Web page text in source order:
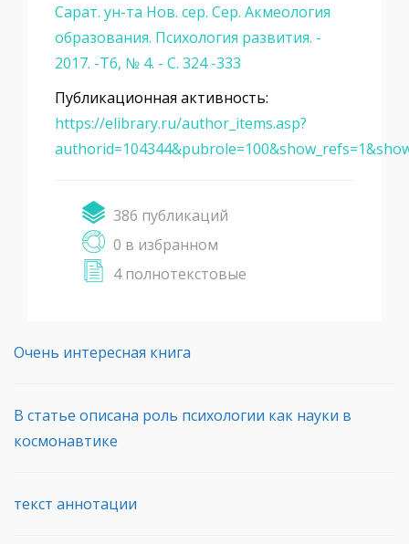
Сарат. ун-та Нов. сер. Сер. Акмеология
образования. Психология развития. -
2017. -Т6, № 4. - С. 324 -333
Публикационная активность:
https://elibrary.ru/author_items.asp?
386 публикаций
0 в избранном
4 полнотекстовые
Очень интересная книга
В статье описана роль психологии как науки в
космонавтике
текст аннотации